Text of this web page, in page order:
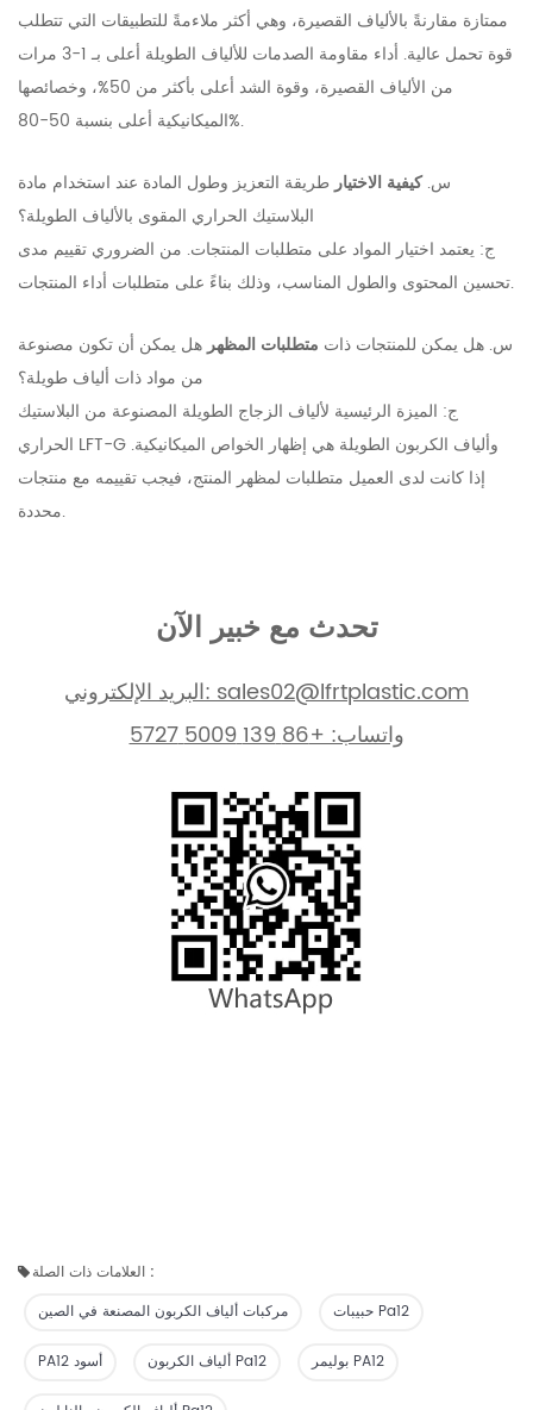
ممتازة مقارنةً بالألياف القصيرة، وهي أكثر ملاءمةً للتطبيقات التي تتطلب
قوة تحمل عالية. أداء مقاومة الصدمات للألياف الطويلة أعلى بـ 1-3 مرات
من الألياف القصيرة، وقوة الشد أعلى بأكثر من 50%، وخصائصها
الميكانيكية أعلى بنسبة 50-80%.
س.كيفية الاختيار طريقة التعزيز وطول المادة عند استخدام مادة
البلاستيك الحراري المقوى بالألياف الطويلة؟
ج: يعتمد اختيار المواد على متطلبات المنتجات. من الضروري تقييم مدى
تحسين المحتوى والطول المناسب، وذلك بناءً على متطلبات أداء المنتجات.
س. هل يمكن للمنتجات ذات متطلبات المظهر هل يمكن أن تكون مصنوعة
من مواد ذات ألياف طويلة؟
ج: الميزة الرئيسية لألياف الزجاج الطويلة المصنوعة من البلاستيك
الحراري LFT-G وألياف الكربون الطويلة هي إظهار الخواص الميكانيكية.
إذا كانت لدى العميل متطلبات لمظهر المنتج، فيجب تقييمه مع منتجات
محددة.
تحدث مع خبير الآن
البريد الإلكتروني: sales02@lfrtplastic.com
واتساب: +86 139 5009 5727
العلامات ذات الصلة :
مركبات ألياف الكربون المصنعة في الصين
حبيبات Pa12
PA12 أسود ألياف الكربون Pa12 بوليمر PA12